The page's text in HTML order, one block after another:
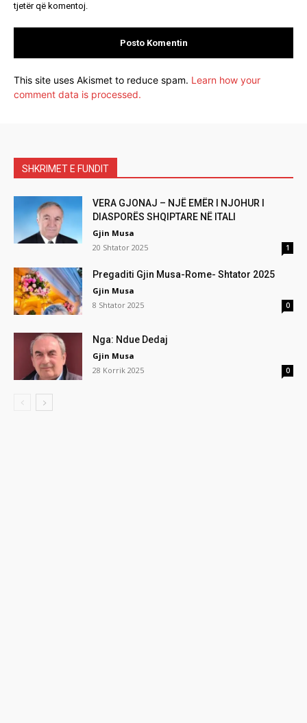
tjetër që komentoj.
This site uses Akismet to reduce spam. Learn how your
comment data is processed.
SHKRIMET E FUNDIT
VERA GJONAJ – NJË EMËR I NJOHUR I
DIASPORËS SHQIPTARE NË ITALI
Gjin Musa
20 Shtator 2025
1
Pregaditi Gjin Musa-Rome- Shtator 2025
Gjin Musa
8 Shtator 2025
0
Nga: Ndue Dedaj
Gjin Musa
28 Korrik 2025
0